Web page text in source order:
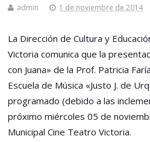
admin 1 de noviembre de 2014
La Dirección de Cultura y
Victoria comunica que la
con Juana» de la Prof. Patricia
Escuela de Música «Justo J. de
programado (debido a las
próximo miércoles 05 de
Municipal Cine Teatro Victoria.